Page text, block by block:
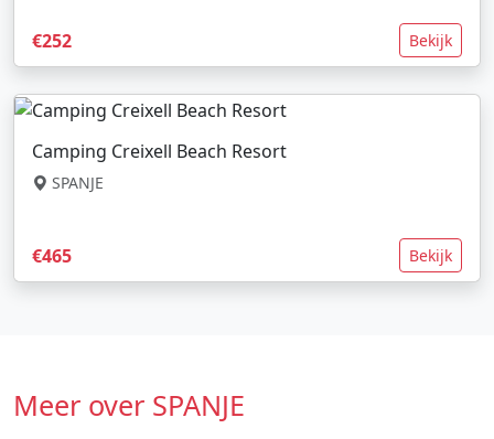
€252 Bekijk
Camping Creixell Beach Resort
SPANJE
€465 Bekijk
Meer over SPANJE